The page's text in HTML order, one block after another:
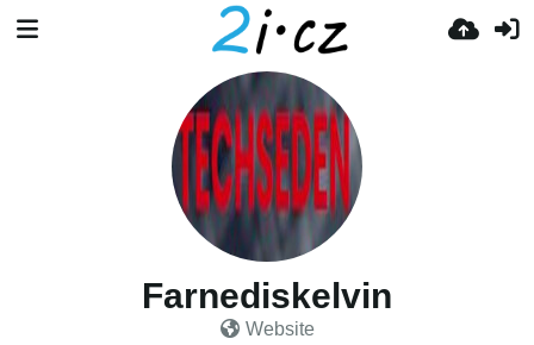
Farnediskelvin
Website